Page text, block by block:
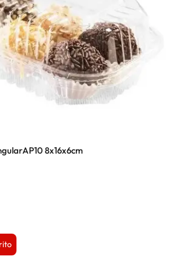
8x16x6cm